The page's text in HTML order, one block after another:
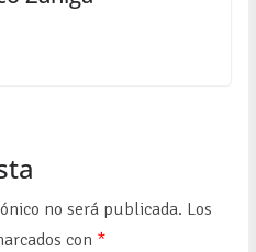
no será publicada. Los
con *